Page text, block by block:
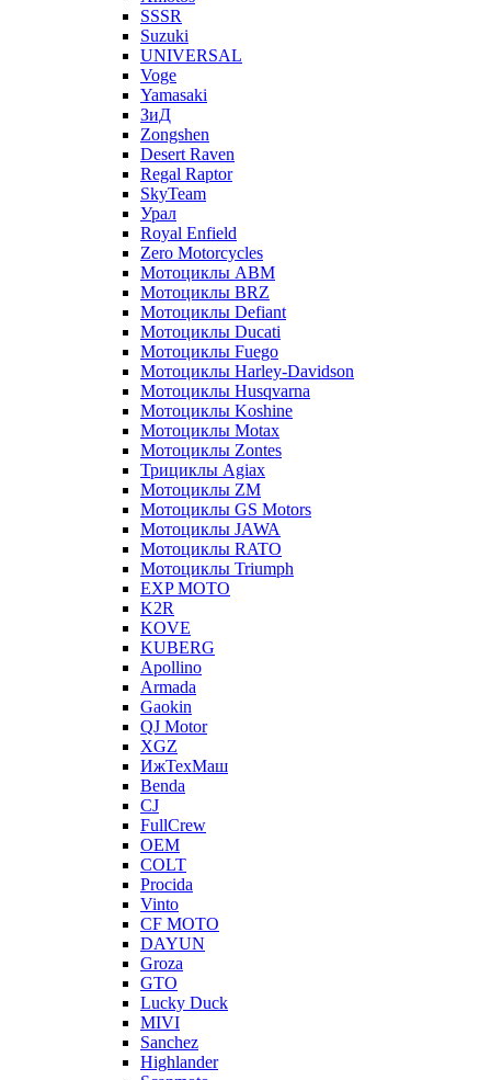
SSSR
Suzuki
UNIVERSAL
Voge
Yamasaki
ЗиД
Zongshen
Desert Raven
Regal Raptor
SkyTeam
Урал
Royal Enfield
Zero Motorcycles
Мотоциклы ABM
Мотоциклы BRZ
Мотоциклы Defiant
Мотоциклы Ducati
Мотоциклы Fuego
Мотоциклы Harley-Davidson
Мотоциклы Husqvarna
Мотоциклы Koshine
Мотоциклы Motax
Мотоциклы Zontes
Трициклы Agiax
Мотоциклы ZM
Мотоциклы GS Motors
Мотоциклы JAWA
Мотоциклы RATO
Мотоциклы Triumph
EXP MOTO
K2R
KOVE
KUBERG
Apollino
Armada
Gaokin
QJ Motor
XGZ
ИжТехМаш
Benda
CJ
FullCrew
OEM
COLT
Procida
Vinto
CF MOTO
DAYUN
Groza
GTO
Lucky Duck
MIVI
Sanchez
Highlander